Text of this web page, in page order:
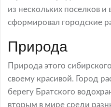
из нескольких поселков
сформировал городские
Природа
Природа этого
своему красивой. Город
берегу Братского
вторым в мире среди